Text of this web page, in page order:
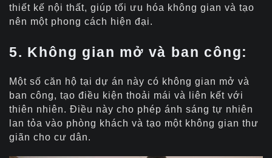
thiết kế nội thất, giúp tối ưu hóa không gian và tạo
nên một phong cách hiện đại.
5. Không gian mở và ban công:
Một số căn hộ tại dự án này có không gian mở và
ban công, tạo điều kiện thoải mái và liên kết với
thiên nhiên. Điều này cho phép ánh sáng tự nhiên
lan tỏa vào phòng khách và tạo một không gian thư
giãn cho cư dân.